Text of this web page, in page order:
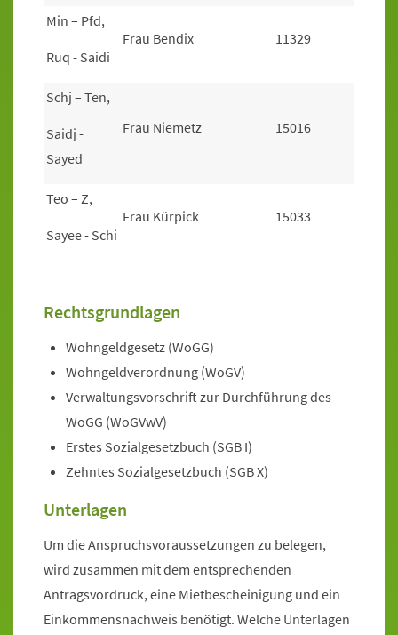
Min – Pfd,
Ruq - Saidi
Frau Bendix 11329
Schj – Ten,
Saidj -
Sayed
Frau Niemetz 15016
Teo – Z,
Sayee - Schi
Frau Kürpick 15033
Rechtsgrundlagen
Wohngeldgesetz (WoGG)
Wohngeldverordnung (WoGV)
Verwaltungsvorschrift zur Durchführung des
WoGG (WoGVwV)
Erstes Sozialgesetzbuch (SGB I)
Zehntes Sozialgesetzbuch (SGB X)
Unterlagen
Um die Anspruchsvoraussetzungen zu belegen,
wird zusammen mit dem entsprechenden
Antragsvordruck, eine Mietbescheinigung und ein
Einkommensnachweis benötigt. Welche Unterlagen